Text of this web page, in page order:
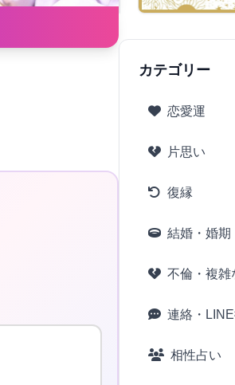
カテゴリー
恋愛運
片思い
復縁
結婚・婚期
不倫・複雑
連絡・
相性占い